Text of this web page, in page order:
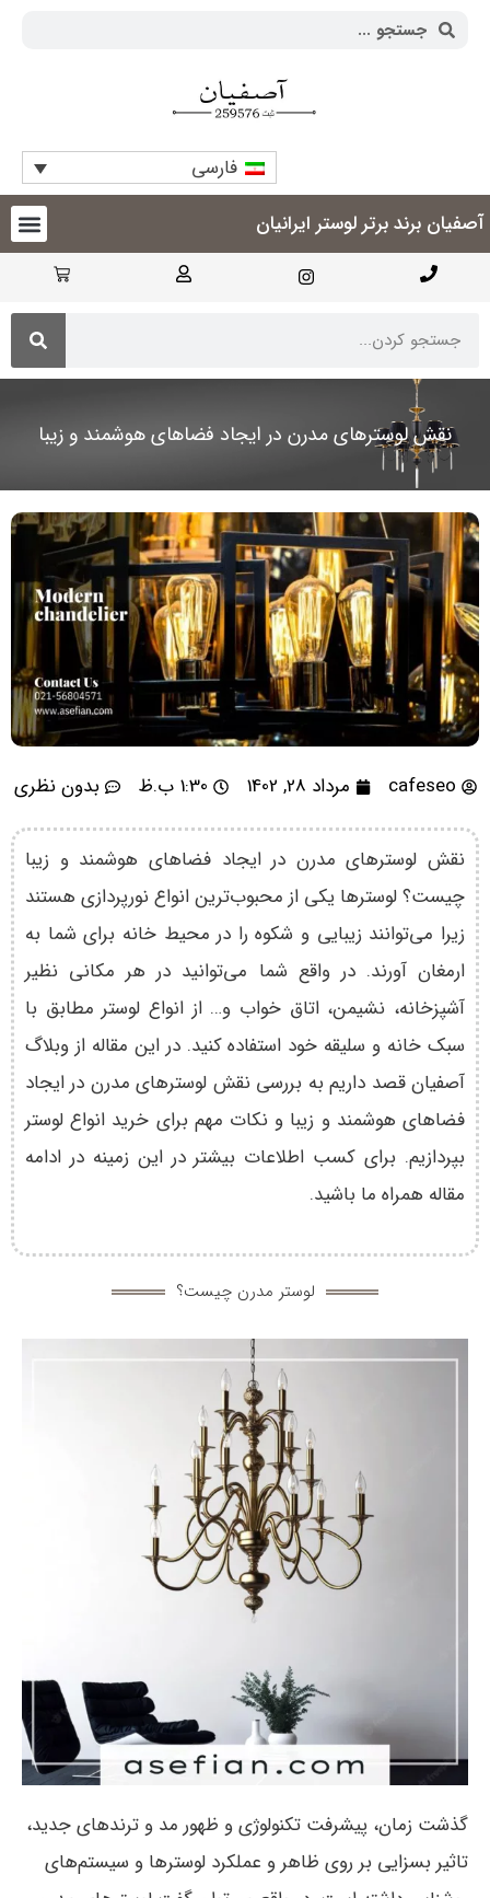
فارسی
آصفیان برند برتر لوستر ایرانیان
نقش لوسترهای مدرن در ایجاد فضاهای هوشمند و زیبا
cafeseo مرداد 28, 1402 1:30 ب.ظ بدون نظری
نقش لوسترهای مدرن در ایجاد فضاهای هوشمند و زیبا
چیست؟ لوسترها یکی از محبوب‌ترین انواع نورپردازی هستند
زیرا می‌توانند زیبایی و شکوه را در محیط خانه برای شما به
ارمغان آورند. در واقع شما می‌توانید در هر مکانی نظیر
آشپزخانه، نشیمن، اتاق خواب و… از انواع لوستر مطابق با
سبک خانه و سلیقه خود استفاده کنید. در این مقاله از وبلاگ
آصفیان قصد داریم به بررسی نقش لوسترهای مدرن در ایجاد
فضاهای هوشمند و زیبا و نکات مهم برای خرید انواع لوستر
بپردازیم. برای کسب اطلاعات بیشتر در این زمینه در ادامه
مقاله همراه ما باشید.
لوستر مدرن چیست؟
گذشت زمان، پیشرفت تکنولوژی و ظهور مد و ترندهای جدید،
تاثیر بسزایی بر روی ظاهر و عملکرد لوسترها و سیستم‌های